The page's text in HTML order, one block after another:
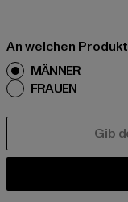
An welchen
MÄNNER
FRAUEN